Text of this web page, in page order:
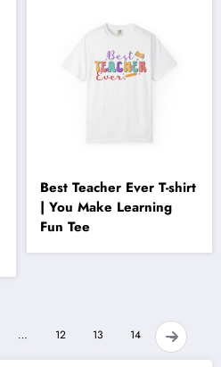
Best Teacher Ever T-shirt
| You Make Learning
Fun Tee
… 12 13 14 →